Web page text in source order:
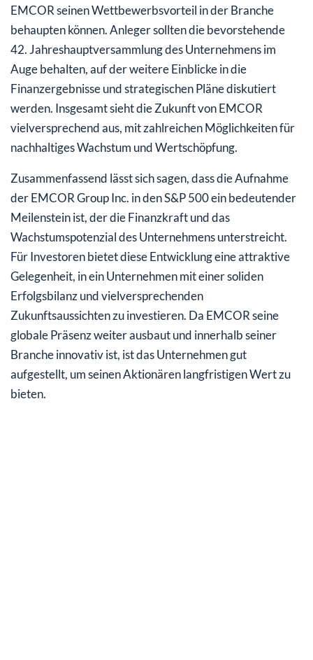
EMCOR seinen Wettbewerbsvorteil in der Branche
behaupten können. Anleger sollten die bevorstehende
42. Jahreshauptversammlung des Unternehmens im
Auge behalten, auf der weitere Einblicke in die
Finanzergebnisse und strategischen Pläne diskutiert
werden. Insgesamt sieht die Zukunft von EMCOR
vielversprechend aus, mit zahlreichen Möglichkeiten für
nachhaltiges Wachstum und Wertschöpfung.
Zusammenfassend lässt sich sagen, dass die Aufnahme
der EMCOR Group Inc. in den S&P 500 ein bedeutender
Meilenstein ist, der die Finanzkraft und das
Wachstumspotenzial des Unternehmens unterstreicht.
Für Investoren bietet diese Entwicklung eine attraktive
Gelegenheit, in ein Unternehmen mit einer soliden
Erfolgsbilanz und vielversprechenden
Zukunftsaussichten zu investieren. Da EMCOR seine
globale Präsenz weiter ausbaut und innerhalb seiner
Branche innovativ ist, ist das Unternehmen gut
aufgestellt, um seinen Aktionären langfristigen Wert zu
bieten.